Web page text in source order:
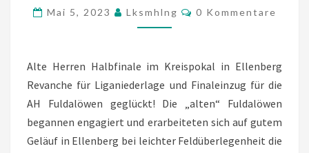
(0:2)
Mai 5, 2023 Lksmhlng Kommentare
0 Kommentare
Alte Herren Halbfinale im Kreispokal in Ellenberg
Revanche für Liganiederlage und Finaleinzug für die
AH Fuldalöwen geglückt! Die „alten“ Fuldalöwen
begannen engagiert und erarbeiteten sich auf gutem
Geläuf in Ellenberg bei leichter Feldüberlegenheit die